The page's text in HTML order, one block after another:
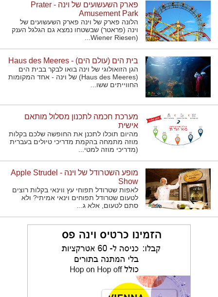
פארק השעשועים של וינה - Prater
Amusement Park
הלונה פארק של וינה פארק השעשועים של
וינה (פראטר) שבשטחו נמצא גם הגלגל הענק
(Wiener Riesen...
בית הים (עולם הים) - Haus des Meeres
הגן הזואולוגי של וינה בואו לבקר בבית הים
(Haus des Meeres) של וינה - אחד המקומות
החווייתים ששו...
מערכת חכמה לתכנון מסלול מותאם
אישית
מהיום תוכלו לתכנן את החופשה שלכם בקלות
מוזה מתמחה בהקמת מדריכי טיולים בעברית
(מדריכי מוזה למטי...
מופע השטרודל של וינה - Apple Strudel
Show
לאפות שטרודל תפוחי עץ ווינאי בקלות רוצים
לטעום שטרודל תפוחים וינאי אמיתי? ולא
סתם לטעום, אלא ג...